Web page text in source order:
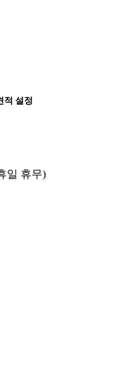
적 설정
일 휴무)